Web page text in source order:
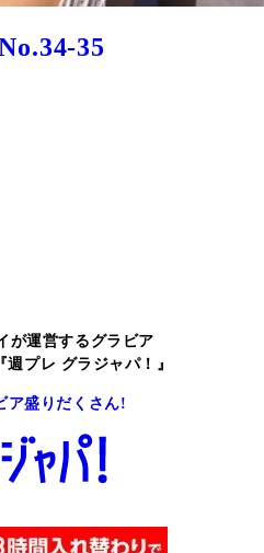
35
が運営するグラビア
プレ グラジャパ！』
ア盛りだくさん!